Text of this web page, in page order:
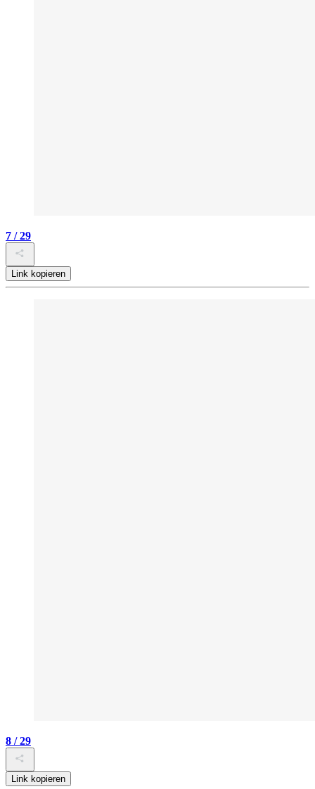
7 / 29
Link kopieren
8 / 29
Link kopieren